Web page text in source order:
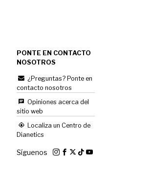
PONTE EN CONTACTO
NOSOTROS
¿Preguntas? Ponte en
contacto nosotros
Opiniones acerca del
sitio web
Localiza un Centro de
Dianetics
Síguenos